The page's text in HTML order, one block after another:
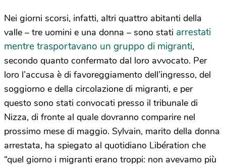
Nei giorni scorsi, infatti, altri quattro abitanti della
valle – tre uomini e una donna – sono stati arrestati
mentre trasportavano un gruppo di migranti,
secondo quanto confermato dal loro avvocato. Per
loro l’accusa è di favoreggiamento dell’ingresso, del
soggiorno e della circolazione di migranti, e per
questo sono stati convocati presso il tribunale di
Nizza, di fronte al quale dovranno comparire nel
prossimo mese di maggio. Sylvain, marito della donna
arrestata, ha spiegato al quotidiano Libération che
“quel giorno i migranti erano troppi: non avevamo più